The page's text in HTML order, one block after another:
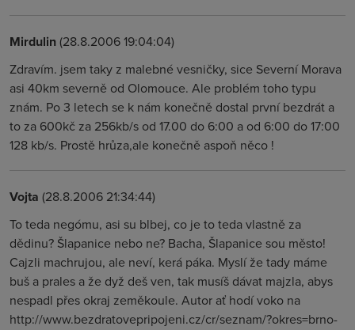
Mirdulin(28.8.2006 19:04:04)
Zdravím. jsem taky z malebné vesničky, sice Severní Morava
asi 40km severně od Olomouce. Ale problém toho typu
znám. Po 3 letech se k nám konečně dostal první bezdrát a
to za 600kč za 256kb/s od 17.00 do 6:00 a od 6:00 do 17:00
128 kb/s. Prostě hrůza,ale konečně aspoň něco !
Vojta (28.8.2006 21:34:44)
To teda negómu, asi su blbej, co je to teda vlastně za
dědinu? Šlapanice nebo ne? Bacha, Šlapanice sou město!
Cajzli machrujou, ale neví, kerá páka. Myslí že tady máme
buš a prales a že dyž deš ven, tak musíš dávat majzla, abys
nespadl přes okraj zeměkoule. Autor ať hodí voko na
http://www.bezdratovepripojeni.cz/cr/seznam/?okres=brno-